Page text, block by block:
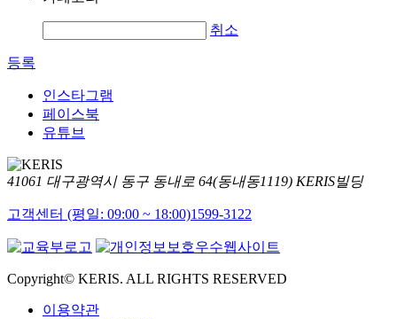
취소
등록
인스타그램
페이스북
유튜브
41061 대구광역시 동구 동내로 64(동내동1119) KERIS빌딩
고객센터 (평일: 09:00 ~ 18:00)1599-3122
Copyright© KERIS. ALL RIGHTS RESERVED
이용약관